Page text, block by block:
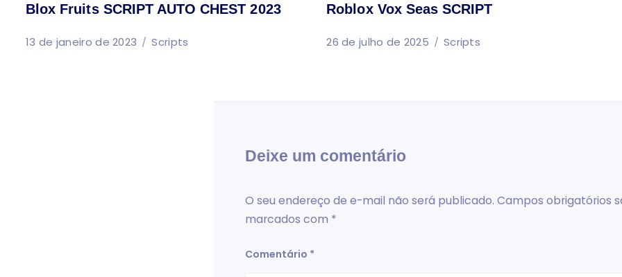
Blox Fruits SCRIPT AUTO CHEST 2023
13 de janeiro de 2023 Scripts
Roblox Vox Seas SCRIPT
26 de julho de 2025 Scripts
Deixe um comentário
O seu endereço de e-mail não será publicado. Campos obrigatórios
marcados com *
Comentário *